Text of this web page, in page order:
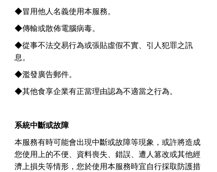
◆冒用他人名義使用本服務。
◆傳輸或散佈電腦病毒。
◆從事不法交易行為或張貼虛假不實、引人犯罪之訊
息。
◆濫發廣告郵件。
◆其他食享企業有正當理由認為不適當之行為。
系統中斷或故障
本服務有時可能會出現中斷或故障等現象，或許將造成
您使用上的不便、資料喪失、錯誤、遭人篡改或其他經
濟上損失等情形，您於使用本服務時宜自行採取防護措